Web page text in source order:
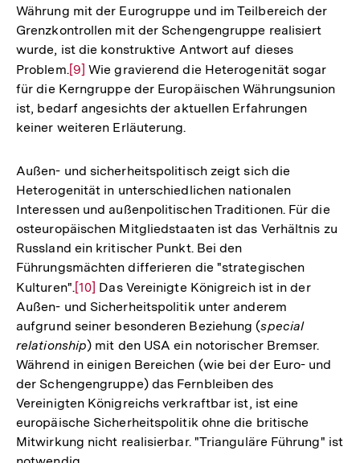
Währung mit der Eurogruppe und im Teilbereich der
Grenzkontrollen mit der Schengengruppe realisiert
wurde, ist die konstruktive Antwort auf dieses
Problem.Zur
Auflösung
der
Fußnote
[9] Wie gravierend die Heterogenität sogar
für die Kerngruppe der Europäischen Währungsunion
ist, bedarf angesichts der aktuellen Erfahrungen
keiner weiteren Erläuterung.
Außen- und sicherheitspolitisch zeigt sich die
Heterogenität in unterschiedlichen nationalen
Interessen und außenpolitischen Traditionen. Für die
osteuropäischen Mitgliedstaaten ist das Verhältnis zu
Russland ein kritischer Punkt. Bei den
Führungsmächten differieren die "strategischen
Kulturen".Zur
Auflösung
der
Fußnote
[10] Das Vereinigte Königreich ist in der
Außen- und Sicherheitspolitik unter anderem
aufgrund seiner besonderen Beziehung (special
relationship) mit den USA ein notorischer Bremser.
Während in einigen Bereichen (wie bei der Euro- und
der Schengengruppe) das Fernbleiben des
Vereinigten Königreichs verkraftbar ist, ist eine
europäische Sicherheitspolitik ohne die britische
Mitwirkung nicht realisierbar. "Trianguläre Führung" ist